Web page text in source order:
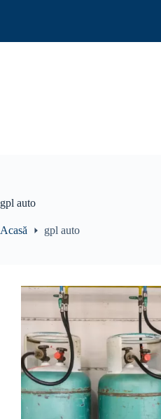
gpl auto
Acasă gpl auto